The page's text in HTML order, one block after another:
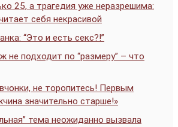
25, а трагедия уже неразрешима:
себя некрасивой
“Это и есть секс?!”
не подходит по “размеру” – что
не торопитесь! Первым
значительно старше!»
тема неожиданно вызвала